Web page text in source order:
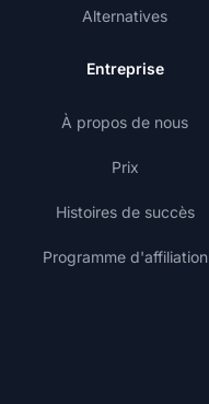
Alternatives
Entreprise
À propos de nous
Prix
Histoires de succès
Programme d'affiliation